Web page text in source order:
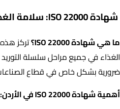
شهادة ISO 22000: سلامة الغذاء
ما هي شهادة ISO 22000؟
تركز
الغذاء في جميع مراحل سلسلة
ضرورية بشكل خاص في قطاع الصناعات
أهمية شهادة ISO 22000 في الأردن: